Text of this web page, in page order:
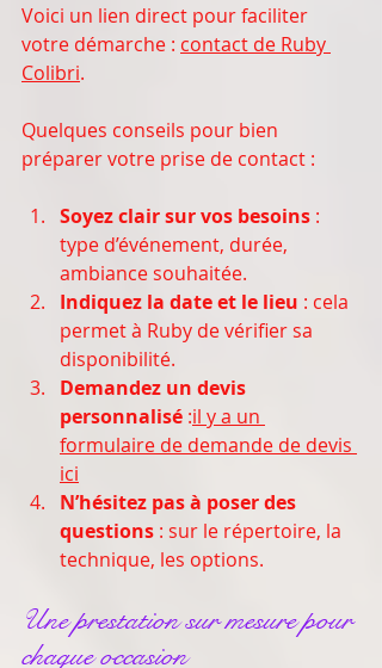
Voici un lien direct pour faciliter
votre démarche : contact de Ruby
Colibri.
Quelques conseils pour bien
préparer votre prise de contact :
Soyez clair sur vos besoins :
type d’événement, durée,
ambiance souhaitée.
Indiquez la date et le lieu : cela
permet à Ruby de vérifier sa
disponibilité.
Demandez un devis
personnalisé :il y a un
formulaire de demande de devis
ici
N’hésitez pas à poser des
questions : sur le répertoire, la
technique, les options.
Une prestation sur mesure pour
chaque occasion